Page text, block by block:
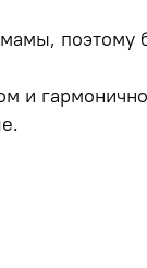
поэтому
и